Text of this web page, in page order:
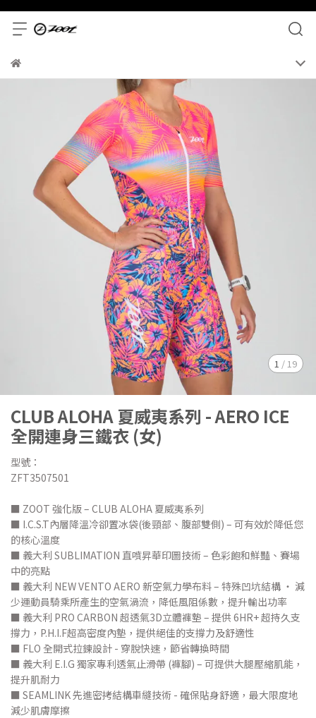
1 / 19
CLUB ALOHA 夏威夷系列 - AERO ICE
全開連身三鐵衣 (女)
型號：
ZFT3507501
■ ZOOT 強化版 – CLUB ALOHA 夏威夷系列
■ I.C.S.T內層降溫冷卻置冰袋(後頸部、腹部雙側) – 可有效於降低您
的核心溫度
■ 義大利 SUBLIMATION 直噴昇華印圖技術 – 色彩飽和鮮豔、賽場
中的亮點
■ 義大利 NEW VENTO AERO 新空氣力學布料 – 特殊凹坑結構 ‧ 減
少運動員騎乘所產生的空氣渦流，降低風阻係數，提升輸出功率
■ 義大利 PRO CARBON 超透氣3D立體褲墊 – 提供 6HR+ 超持久支
撐力，P.H.I.F超高密度內墊，提供絕佳的支撐力及舒適性
■ FLO 全開式拉鍊設計 - 穿脫快速，節省轉換時間
■ 義大利 E.I.G 獨家專利透氣止滑帶 (褲腳) – 可提供大腿壓縮肌能，
提升肌耐力
■ SEAMLINK 先進密拷結構車縫技術 - 確保貼身舒適，最大限度地
減少肌膚摩擦